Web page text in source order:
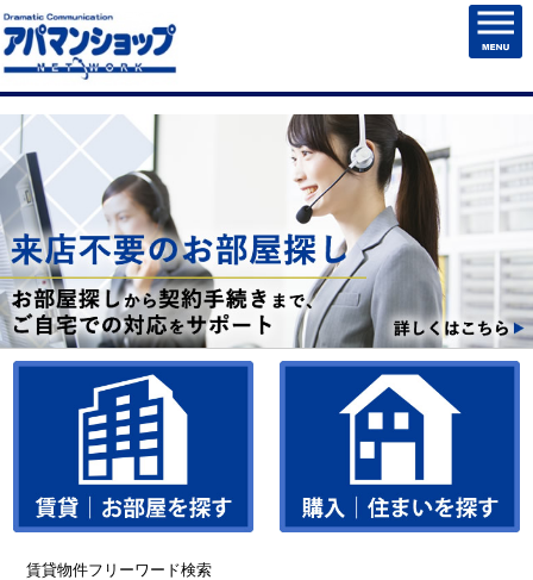
賃貸物件検索
売買物件検索
売却・住まいを売る
マンション管理
チェックしたお部屋
賃貸物件フリーワード検索